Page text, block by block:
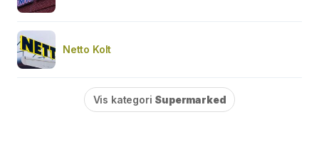
Netto Kolt
Vis kategori Supermarked